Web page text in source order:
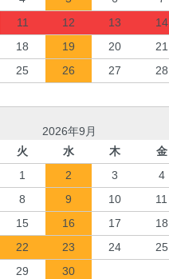
11 12 13 14
18 19 20 21
25 26 27 28
2026年9月
火 水 木 金
1
2 3 4
8 9 10 11
15 16 17 18
22 23 24 25
29 30